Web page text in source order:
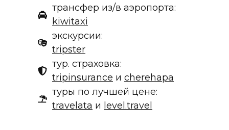
трансфер из/в аэропорта:
kiwitaxi
экскурсии:
tripster
тур. страховка:
tripinsurance и cherehapa
туры по лучшей цене:
travelata и level.travel